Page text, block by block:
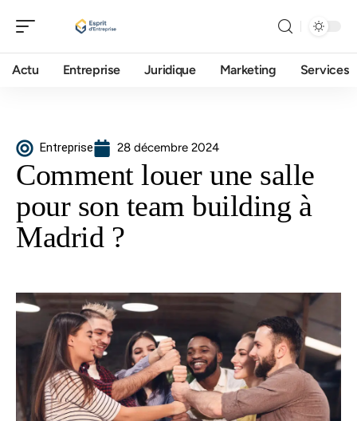
Actu Entreprise Juridique Marketing Services
Entreprise 28 décembre 2024
Comment louer une salle
pour son team building à
Madrid ?